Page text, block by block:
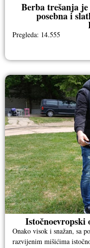
Berba trešanja
posebna i
Pregleda: 14.555
Istočnoevropski
Onako visok i snažan, sa
razvijenim mišićima